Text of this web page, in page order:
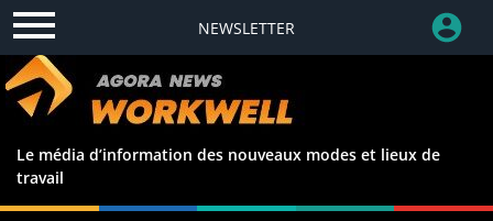
NEWSLETTER
Le média d’information des nouveaux modes et lieux de
travail